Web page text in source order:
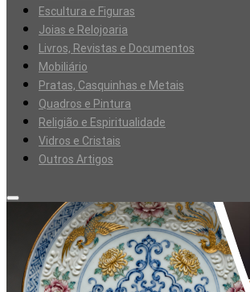
Escultura e Figuras
Joias e Relojoaria
Livros, Revistas e Documentos
Mobiliário
Pratas, Casquinhas e Metais
Quadros e Pintura
Religião e Espiritualidade
Vidros e Cristais
Outros Artigos